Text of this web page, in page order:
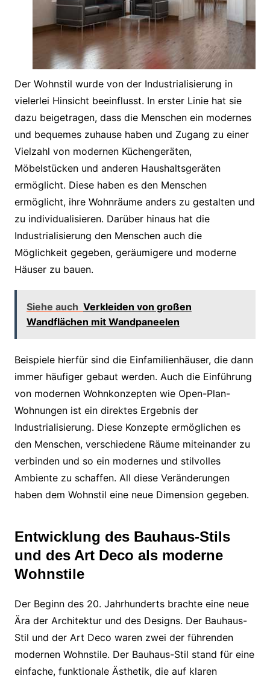
Der Wohnstil wurde von der Industrialisierung in
vielerlei Hinsicht beeinflusst. In erster Linie hat sie
dazu beigetragen, dass die Menschen ein modernes
und bequemes zuhause haben und Zugang zu einer
Vielzahl von modernen Küchengeräten,
Möbelstücken und anderen Haushaltsgeräten
ermöglicht. Diese haben es den Menschen
ermöglicht, ihre Wohnräume anders zu gestalten und
zu individualisieren. Darüber hinaus hat die
Industrialisierung den Menschen auch die
Möglichkeit gegeben, geräumigere und moderne
Häuser zu bauen.
Siehe auch Verkleiden von großen
Wandflächen mit Wandpaneelen
Beispiele hierfür sind die Einfamilienhäuser, die dann
immer häufiger gebaut werden. Auch die Einführung
von modernen Wohnkonzepten wie Open-Plan-
Wohnungen ist ein direktes Ergebnis der
Industrialisierung. Diese Konzepte ermöglichen es
den Menschen, verschiedene Räume miteinander zu
verbinden und so ein modernes und stilvolles
Ambiente zu schaffen. All diese Veränderungen
haben dem Wohnstil eine neue Dimension gegeben.
Entwicklung des Bauhaus-Stils
und des Art Deco als moderne
Wohnstile
Der Beginn des 20. Jahrhunderts brachte eine neue
Ära der Architektur und des Designs. Der Bauhaus-
Stil und der Art Deco waren zwei der führenden
modernen Wohnstile. Der Bauhaus-Stil stand für eine
einfache, funktionale Ästhetik, die auf klaren